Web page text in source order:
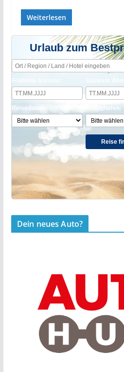
Weiterlesen
Urlaub zum
Früheste Anreise:
Reisedauer:
Späteste
Abflughafen:
Reise
Dein neues Auto?